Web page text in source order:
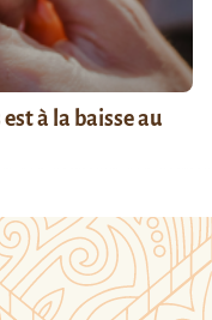
à la baisse au